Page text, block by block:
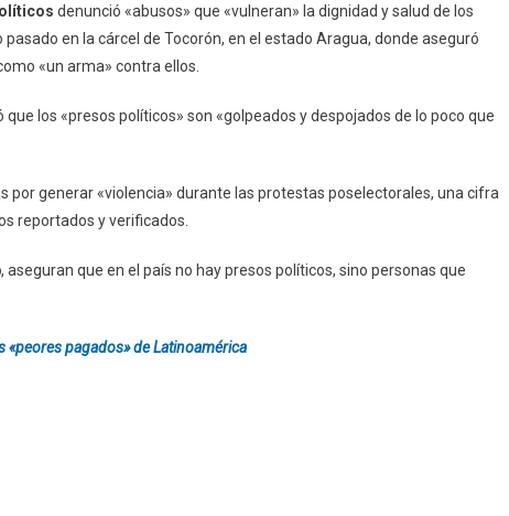
denunció «abusos» que «vulneran» la dignidad y salud de los
en la cárcel de Tocorón, en el estado Aragua, donde aseguró
«un arma» contra ellos.
los «presos políticos» son «golpeados y despojados de lo poco que
por generar «violencia» durante las protestas poselectorales, una cifra
reportados y verificados.
, aseguran que en el país no hay presos políticos, sino personas que
«peores pagados» de Latinoamérica